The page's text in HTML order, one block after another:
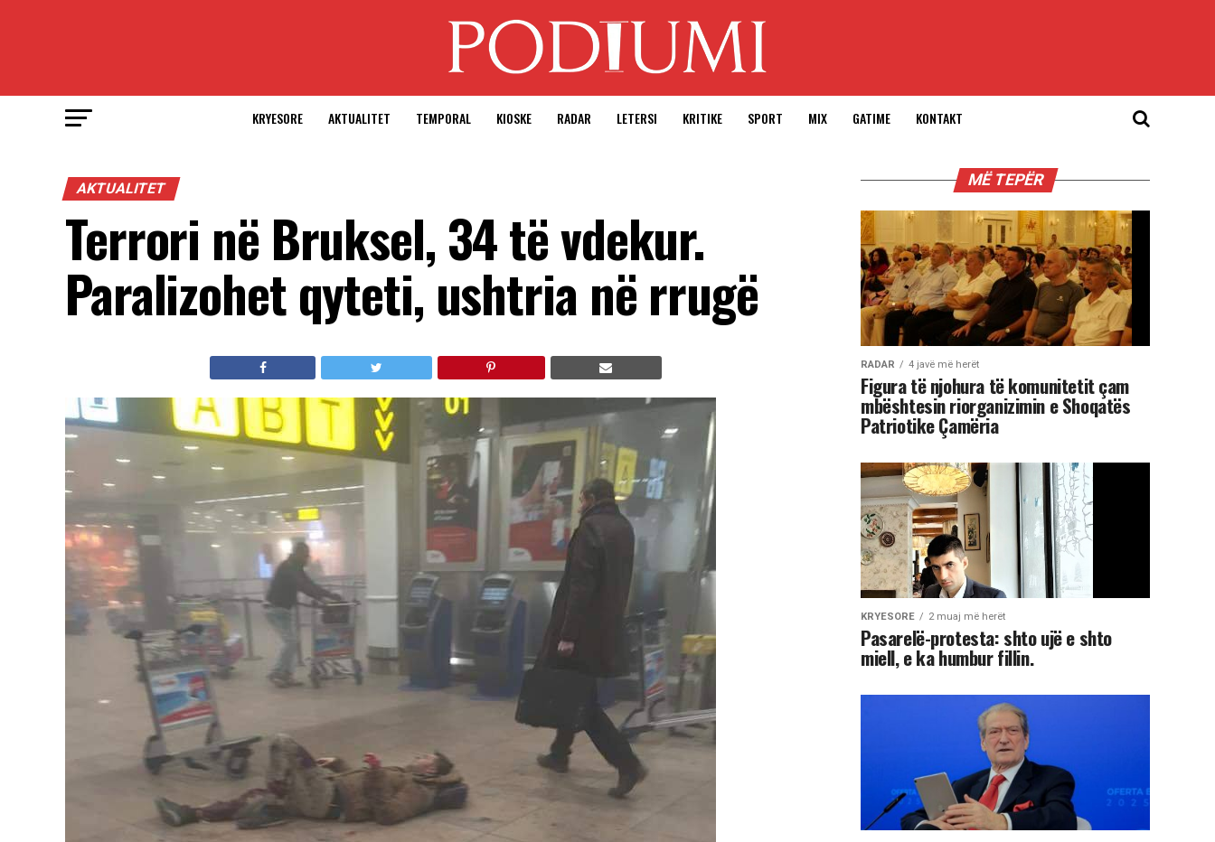
KRYESORE AKTUALITET TEMPORAL KIOSKE RADAR LETERSI KRITIKE SPORT MIX GATIME KONTAKT
AKTUALITET
Terrori në Bruksel, 34 të vdekur.
Paralizohet qyteti, ushtria në rrugë
MË TEPËR
RADAR 4 javë më herët
Figura të njohura të komunitetit çam
mbështesin riorganizimin e Shoqatës
Patriotike Çamëria
KRYESORE 2 muaj më herët
Pasarelë-protesta: shto ujë e shto
miell, e ka humbur fillin.